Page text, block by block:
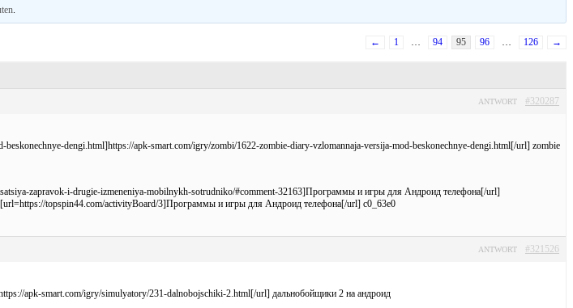
.
← 1 … 94 95 96 … 126 →
#320287
ANTWORT
dengi.html]https://apk-smart.com/igry/zombi/1622-zombie-diary-vzlomannaja-versija-mod-beskonechnye-dengi.html[/url] zombie
zapravok-i-drugie-izmeneniya-mobilnykh-sotrudniko/#comment-32163]Программы и игры для Андроид телефона[/url]
topspin44.com/activityBoard/3]Программы и игры для Андроид телефона[/url] c0_63e0
#321526
ANTWORT
apk-smart.com/igry/simulyatory/231-dalnobojschiki-2.html[/url] дальнобойщики 2 на андроид